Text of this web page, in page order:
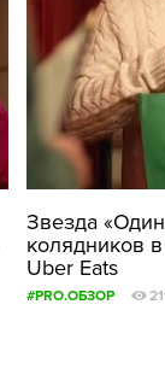
Звезда
колядников
Uber Eats
#PRO.ОБЗОР